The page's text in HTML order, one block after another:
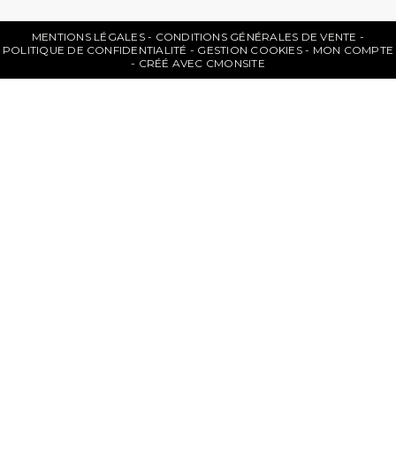
MENTIONS LÉGALES
CONDITIONS GÉNÉRALES DE VENTE
POLITIQUE DE CONFIDENTIALITÉ
GESTION COOKIES
MON COMPTE
CRÉÉ AVEC CMONSITE